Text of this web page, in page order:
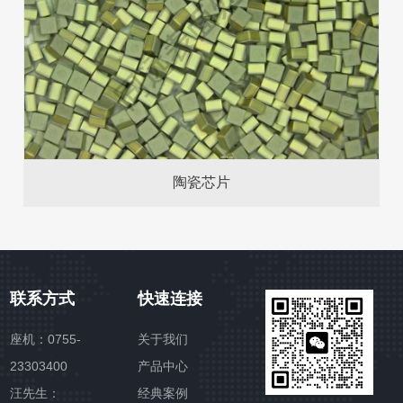
陶瓷芯片
联系方式
座机：0755-
23303400
汪先生：
快速连接
关于我们
产品中心
经典案例